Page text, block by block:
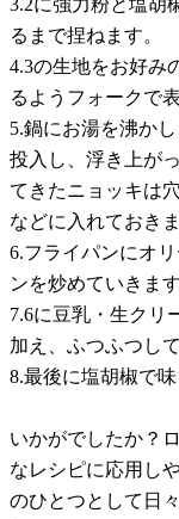
るまで捏ねます。
4.3の生地をお好み
るようフォークで
5.鍋にお湯を沸か
投入し、浮き上が
てきたニョッキは
などに入れておき
6.フライパンにオ
ンを炒めていきます
7.6に豆乳・生クリ
加え、ふつふつし
8.最後に塩胡椒で
いかがでしたか？
なレシピに応用し
のひとつとして日